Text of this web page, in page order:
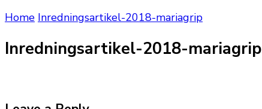
Home Inredningsartikel-2018-mariagrip
Inredningsartikel-2018-mariagrip